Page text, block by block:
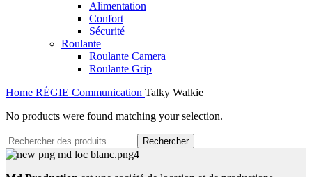
Alimentation
Confort
Sécurité
Roulante
Roulante Camera
Roulante Grip
Home RÉGIE Communication Talky Walkie
No products were found matching your selection.
Rechercher